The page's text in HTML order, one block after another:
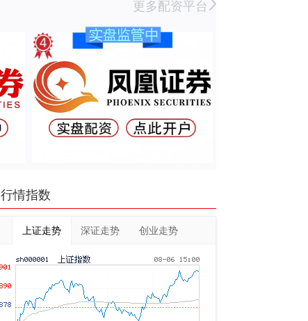
更多配资平台
行情指数
上证走势 深证走势 创业走势